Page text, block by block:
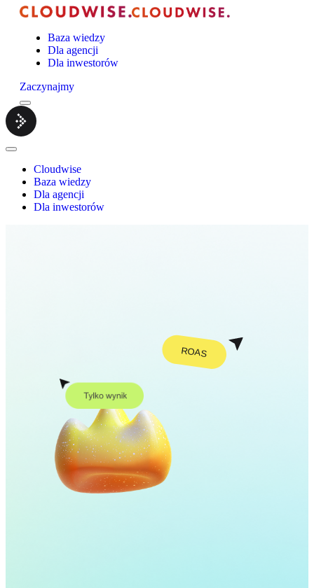
Baza wiedzy
Dla agencji
Dla inwestorów
Zaczynajmy
Menu
Cloudwise.
Close
Cloudwise
Baza wiedzy
Dla agencji
Dla inwestorów